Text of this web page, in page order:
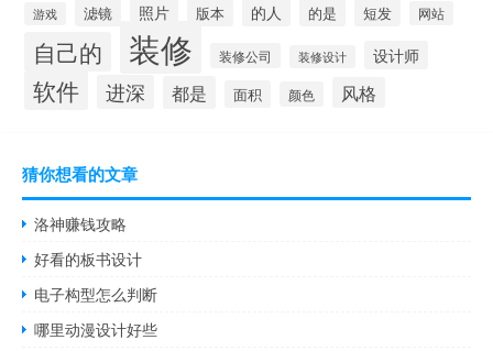
游戏 滤镜 照片 版本 的人 的是 短发 网站
自己的 装修 装修公司 装修设计 设计师
软件 进深 都是 面积 颜色 风格
猜你想看的文章
洛神赚钱攻略
好看的板书设计
电子构型怎么判断
哪里动漫设计好些